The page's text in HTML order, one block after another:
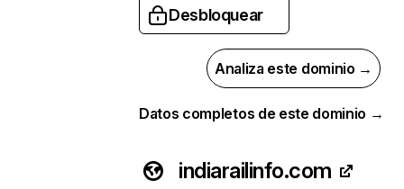
Desbloquear
Analiza este dominio →
Datos completos de este dominio →
indiarailinfo.com